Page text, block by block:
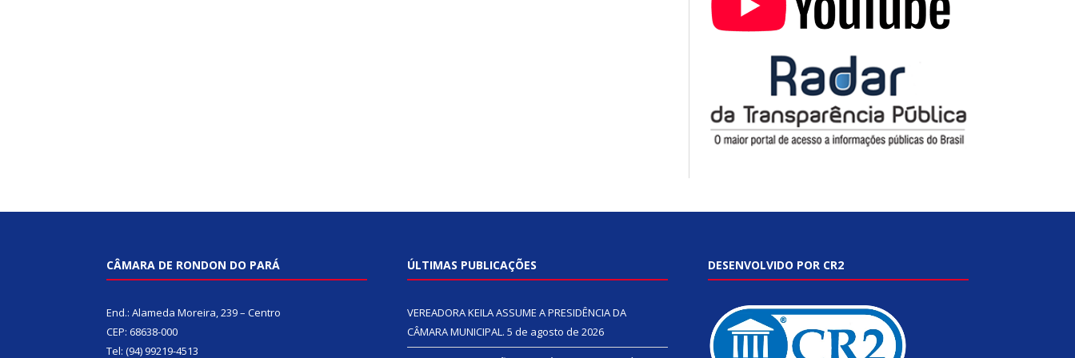
CÂMARA DE RONDON DO PARÁ
End.: Alameda Moreira, 239 – Centro
CEP: 68638-000
Tel: (94) 99219-4513
ÚLTIMAS PUBLICAÇÕES
VEREADORA KEILA ASSUME A PRESIDÊNCIA DA
CÂMARA MUNICIPAL. 5 de agosto de 2026
DESENVOLVIDO POR CR2